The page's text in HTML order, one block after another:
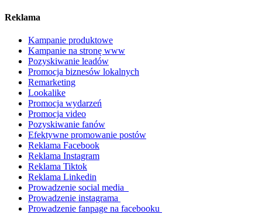
Reklama
Kampanie produktowe
Kampanie na stronę www
Pozyskiwanie leadów
Promocja biznesów lokalnych
Remarketing
Lookalike
Promocja wydarzeń
Promocja video
Pozyskiwanie fanów
Efektywne promowanie postów
Reklama Facebook
Reklama Instagram
Reklama Tiktok
Reklama Linkedin
Prowadzenie social media
Prowadzenie instagrama
Prowadzenie fanpage na facebooku